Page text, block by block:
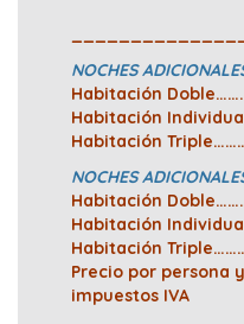
NOCHES
Habitación
Habitación
Habitación
NOCHES
Habitación
Habitación
Habitación
Precio por persona
impuestos IVA